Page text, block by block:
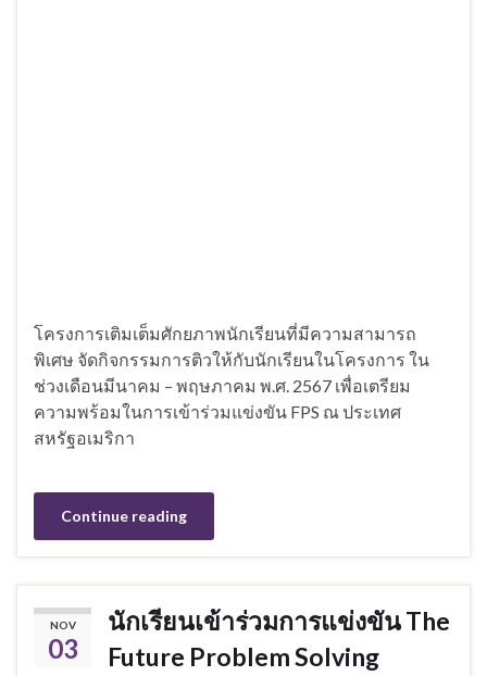
โครงการเติมเต็มศักยภาพนักเรียนที่มีความสามารถ
พิเศษ จัดกิจกรรมการติวให้กับนักเรียนในโครงการ ใน
ช่วงเดือนมีนาคม – พฤษภาคม พ.ศ. 2567 เพื่อเตรียม
ความพร้อมในการเข้าร่วมแข่งขัน FPS ณ ประเทศ
สหรัฐอเมริกา
Continue reading
NOV
03
นักเรียนเข้าร่วมการแข่งขัน The
Future Problem Solving